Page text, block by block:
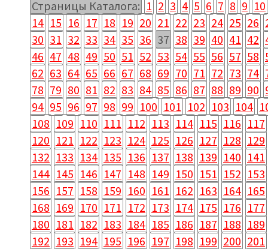
Страницы Каталога: 1 2 3 4 5 6 7 8 9 10
14 15 16 17 18 19 20 21 22 23 24 25 26
30 31 32 33 34 35 36 37 38 39 40 41 42
46 47 48 49 50 51 52 53 54 55 56 57 58
62 63 64 65 66 67 68 69 70 71 72 73 74
78 79 80 81 82 83 84 85 86 87 88 89 90
94 95 96 97 98 99 100 101 102 103 104
108 109 110 111 112 113 114 115 116 117
120 121 122 123 124 125 126 127 128 129
132 133 134 135 136 137 138 139 140 141
144 145 146 147 148 149 150 151 152 153
156 157 158 159 160 161 162 163 164 165
168 169 170 171 172 173 174 175 176 177
180 181 182 183 184 185 186 187 188 189
192 193 194 195 196 197 198 199 200 201